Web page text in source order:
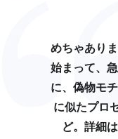
めちゃあり
始まって、
に、偽物モ
に似たプロ
ど。詳細